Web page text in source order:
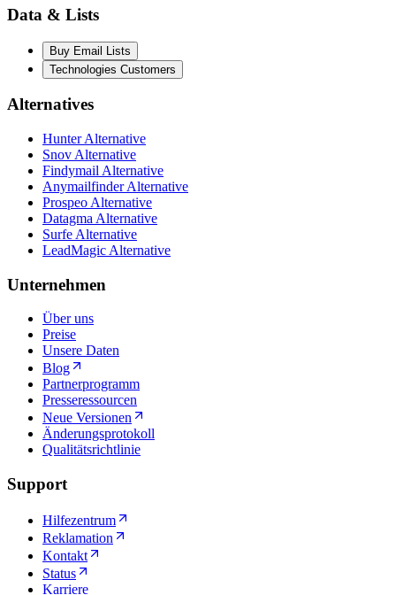
Data & Lists
Buy Email Lists
Technologies Customers
Alternatives
Hunter Alternative
Snov Alternative
Findymail Alternative
Anymailfinder Alternative
Prospeo Alternative
Datagma Alternative
Surfe Alternative
LeadMagic Alternative
Unternehmen
Über uns
Preise
Unsere Daten
Blog
Partnerprogramm
Presseressourcen
Neue Versionen
Änderungsprotokoll
Qualitätsrichtlinie
Support
Hilfezentrum
Reklamation
Kontakt
Status
Karriere